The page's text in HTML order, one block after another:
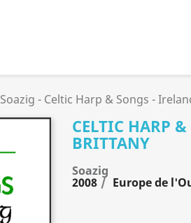
Soazig - Celtic Harp & Songs -
CELTIC HARP
BRITTANY
Soazig
2008 Europe de